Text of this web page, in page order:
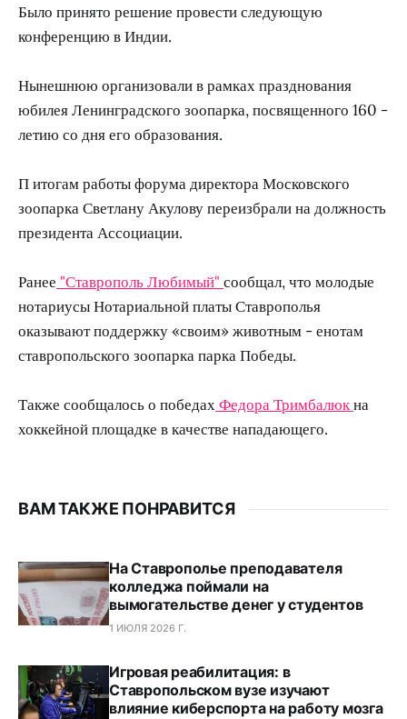
Было принято решение провести следующую
конференцию в Индии.
Нынешнюю организовали в рамках празднования
юбилея Ленинградского зоопарка, посвященного 160 -
летию со дня его образования.
П итогам работы форума директора Московского
зоопарка Светлану Акулову переизбрали на должность
президента Ассоциации.
Ранее "Ставрополь Любимый" сообщал, что молодые
нотариусы Нотариальной платы Ставрополья
оказывают поддержку «своим» животным - енотам
ставропольского зоопарка парка Победы.
Также сообщалось о победахФедора Тримбалюкна
хоккейной площадке в качестве нападающего.
ВАМ ТАКЖЕ ПОНРАВИТСЯ
На Ставрополье преподавателя
колледжа поймали на
вымогательстве денег у студентов
1 ИЮЛЯ 2026 Г.
Игровая реабилитация: в
Ставропольском вузе изучают
влияние киберспорта на работу мозга